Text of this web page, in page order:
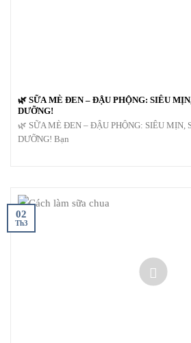
🌿 SỮA MÈ ĐEN – ĐẬU PHỘNG: SIÊU
DƯỠNG!
🌿 SỮA MÈ ĐEN – ĐẬU PHỘNG: SIÊU MỊN,
DƯỠNG! Bạn
02
Th3